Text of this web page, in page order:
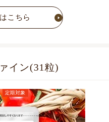
こちら
イン(31粒)
定期対象
定期お届けコース価格
(毎月1点)